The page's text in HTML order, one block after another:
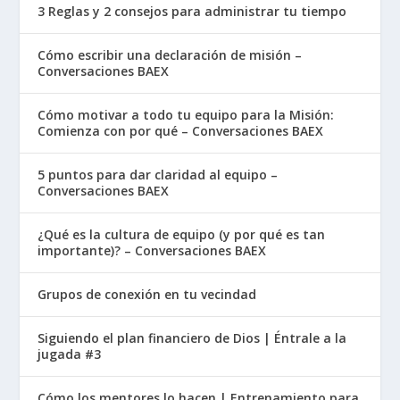
Pablo dice que nada es digno de tu
preocupación. ¿Lo crees? Es muy fácil
convencernos de que vale la pena preocuparse
por el objeto de nuestra reflexión, ya sean
es. Nada lo es.
Piensa en lo que causó la ansiedad de los
cristianos en Filipos. Estaban preocupados por
propio sufrimiento (Fil.1:29) y todo esto por el
bien de compartir el evangelio. ¿La respuesta de
Pablo? No se preocupen. Ni siquiera eso es
motivo de preocupación. Si no vale la pena
preocuparse por las cosas eternas, ¿qué dice
eso sobre las cosas temporales? La
preocupación es una decisión, y el mensaje de
3 Reglas y 2 consejos para administrar tu tiempo
Cómo escribir una declaración de misión –
Conversaciones BAEX
Cómo motivar a todo tu equipo para la Misión:
Comienza con por qué – Conversaciones BAEX
5 puntos para dar claridad al equipo –
Conversaciones BAEX
¿Qué es la cultura de equipo (y por qué es tan
importante)? – Conversaciones BAEX
Grupos de conexión en tu vecindad
Siguiendo el plan financiero de Dios | Éntrale a la
jugada #3